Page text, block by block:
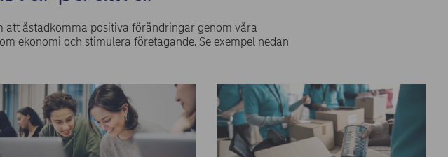
åstadkomma positiva förändringar genom våra
ekonomi och stimulera företagande. Se exempel nedan